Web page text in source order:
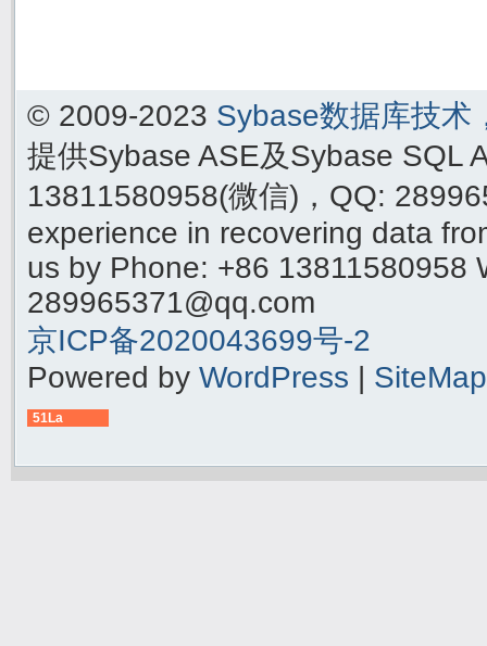
© 2009-2023 Sybase数据库技术
提供Sybase ASE及Sybase SQL
13811580958(微信)，QQ:
experience in recovering data
us by Phone: +86 13811580958
289965371@qq.com
京ICP备2020043699号-2
Powered by WordPress | SiteMap
51La